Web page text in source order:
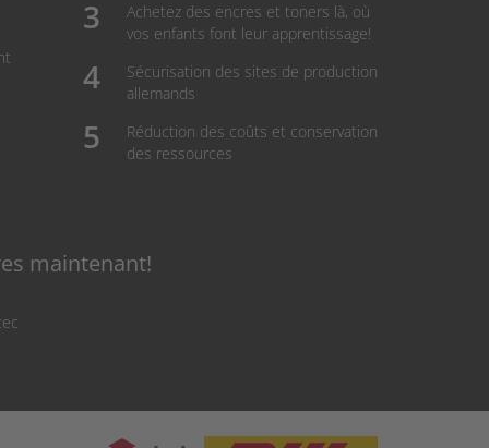
Achetez des encres et toners là, où
vos enfants font leur apprentissage!
Sécurisation des sites de production
allemands
Réduction des coûts et conservation
des ressources
maintenant!